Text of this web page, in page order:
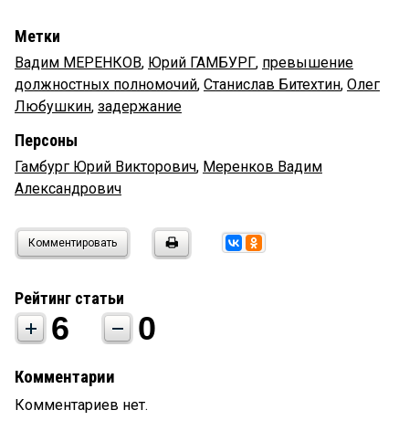
Метки
Вадим МЕРЕНКОВ, Юрий ГАМБУРГ, превышение
должностных полномочий, Станислав Битехтин, Олег
Любушкин, задержание
Персоны
Гамбург Юрий Викторович, Меренков Вадим
Александрович
Комментировать
Рейтинг статьи
6 0
Комментарии
Комментариев нет.